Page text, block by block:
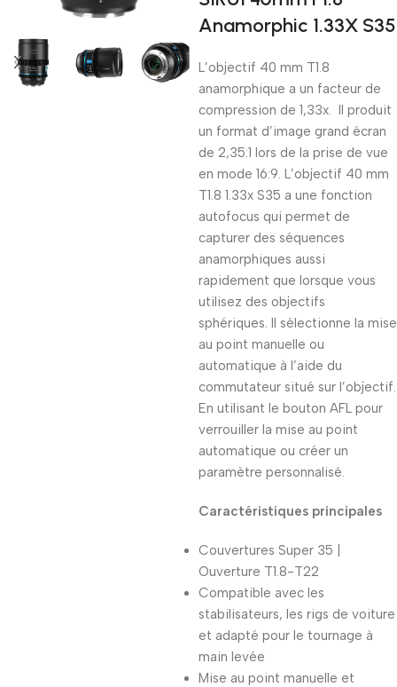
Anamorphic 1.33X S35
L’objectif 40 mm T1.8
anamorphique a un facteur de
compression de 1,33x. Il produit
un format d’image grand écran
de 2,35:1 lors de la prise de vue
en mode 16:9. L’objectif 40 mm
T1.8 1.33x S35 a une fonction
autofocus qui permet de
capturer des séquences
anamorphiques aussi
rapidement que lorsque vous
utilisez des objectifs
sphériques. Il sélectionne la mise
au point manuelle ou
automatique à l’aide du
commutateur situé sur l’objectif.
En utilisant le bouton AFL pour
verrouiller la mise au point
automatique ou créer un
paramètre personnalisé.
Caractéristiques principales
Couvertures Super 35 |
Ouverture T1.8-T22
Compatible avec les
stabilisateurs, les rigs de voiture
et adapté pour le tournage à
main levée
Mise au point manuelle et